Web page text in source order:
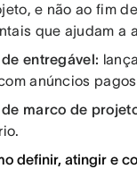
e não ao fim
que ajudam a
entregável:
anúncios
marco de
definir, atingir e